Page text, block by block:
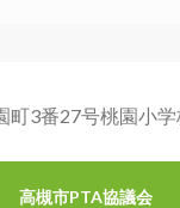
町3番27号桃園小学
高槻市PTA協議会